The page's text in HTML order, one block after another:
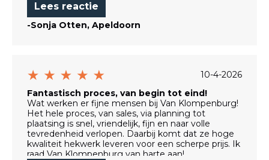
Lees reactie
-Sonja Otten, Apeldoorn
10-4-2026
Fantastisch proces, van begin tot eind!
Wat werken er fijne mensen bij Van Klompenburg!
Het hele proces, van sales, via planning tot
plaatsing is snel, vriendelijk, fijn en naar volle
tevredenheid verlopen. Daarbij komt dat ze hoge
kwaliteit hekwerk leveren voor een scherpe prijs. Ik
raad Van Klompenburg van harte aan!